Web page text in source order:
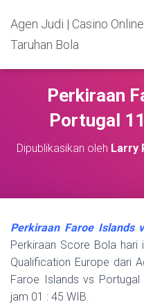
Agen Judi | Casino
Taruhan Bola
Perkiraan
Portugal
Dipublikasikan oleh Larry
Perkiraan Faroe Islands
Perkiraan Score Bola hari
Qualification Europe dari
Faroe Islands vs
jam 01 : 45 WIB.